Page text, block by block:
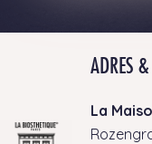
ADRES
La